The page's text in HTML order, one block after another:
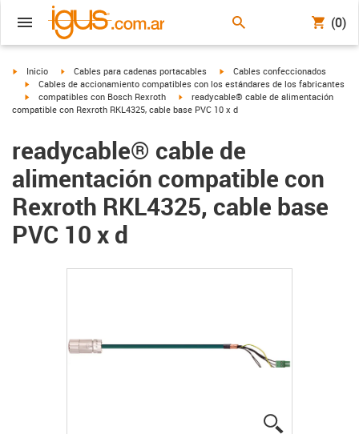
(0)
igus-icon-arrow-right
Inicio igus-icon-arrow-right
Cables para cadenas portacables igus-icon-arrow-right
Cables confeccionados
igus-icon-arrow-right
Cables de accionamiento compatibles con los estándares de los fabricantes
igus-icon-arrow-right
compatibles con Bosch Rexroth igus-icon-arrow-right
readycable® cable de alimentación
compatible con Rexroth RKL4325, cable base PVC 10 x d
readycable® cable de
alimentación compatible con
Rexroth RKL4325, cable base
PVC 10 x d